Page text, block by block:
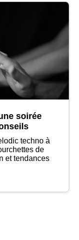
soirée
techno à
de
et tendances